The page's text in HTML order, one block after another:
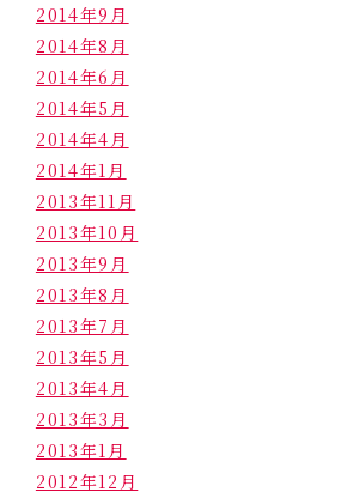
2014年9月
2014年8月
2014年6月
2014年5月
2014年4月
2014年1月
2013年11月
2013年10月
2013年9月
2013年8月
2013年7月
2013年5月
2013年4月
2013年3月
2013年1月
2012年12月